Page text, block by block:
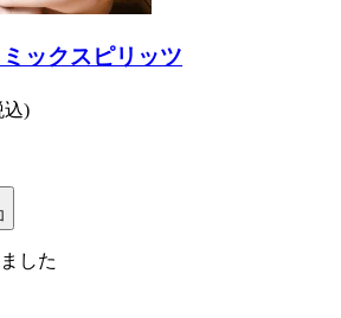
ックスピリッツ
込)
した